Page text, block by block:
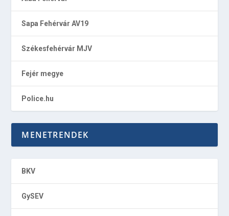
Sapa Fehérvár AV19
Székesfehérvár MJV
Fejér megye
Police.hu
MENETRENDEK
BKV
GySEV